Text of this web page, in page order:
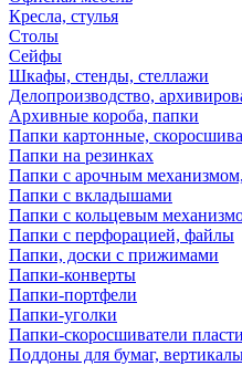
Кресла, стулья
Столы
Сейфы
Шкафы, стенды, стеллажи
Делопроизводство,
Архивные короба, папки
Папки картонные,
Папки на резинках
Папки с арочным
Папки с вкладышами
Папки с кольцевым
Папки с перфорацией, файлы
Папки, доски с прижимами
Папки-конверты
Папки-портфели
Папки-уголки
Папки-скоросшиватели
Поддоны для бумаг,